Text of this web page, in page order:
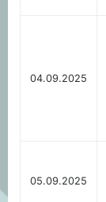
04.09.2025
05.09.2025